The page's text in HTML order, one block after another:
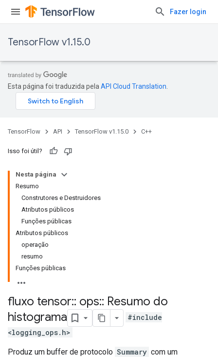
Fazer login
TensorFlow v1.15.0
Esta página foi traduzida pela API Cloud Translation
TensorFlow API TensorFlow v1.15.0 C++
Isso foi útil?
Nesta página
Resumo
Construtores e Destruidores
Atributos públicos
Funções públicas
Atributos públicos
operação
resumo
Funções públicas
fluxo tensor:: ops:: Resumo do
histograma
#include
<logging_ops.h>
Produz um buffer de protocolo Summary com um